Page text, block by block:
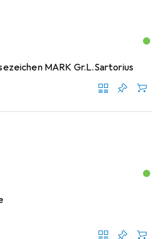
MARK Gr.L.Sartorius